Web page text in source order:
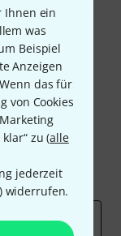
Ihnen ein
was
Beispiel
Anzeigen
das für
von Cookies
zu (alle
jederzeit
widerrufen.
mit
Insights